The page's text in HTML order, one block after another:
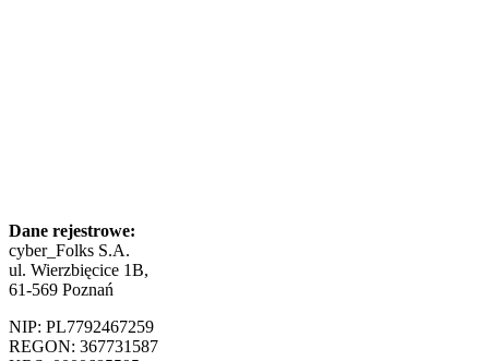
Dane rejestrowe:
cyber_Folks S.A.
ul. Wierzbięcice 1B,
61-569 Poznań
NIP: PL7792467259
REGON: 367731587